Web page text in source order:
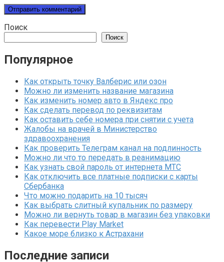
Поиск
Поиск
Популярное
Как открыть точку Валберис или озон
Можно ли изменить название магазина
Как изменить номер авто в Яндекс про
Как сделать перевод по реквизитам
Как оставить себе номера при снятии с учета
Жалобы на врачей в Министерство
здравоохранения
Как проверить Телеграм канал на подлинность
Можно ли что то передать в реанимацию
Как узнать свой пароль от интернета МТС
Как отключить все платные подписки с карты
Сбербанка
Что можно подарить на 10 тысяч
Как выбрать слитный купальник по размеру
Можно ли вернуть товар в магазин без упаковки
Как перевести Play Market
Какое море близко к Астрахани
Последние записи